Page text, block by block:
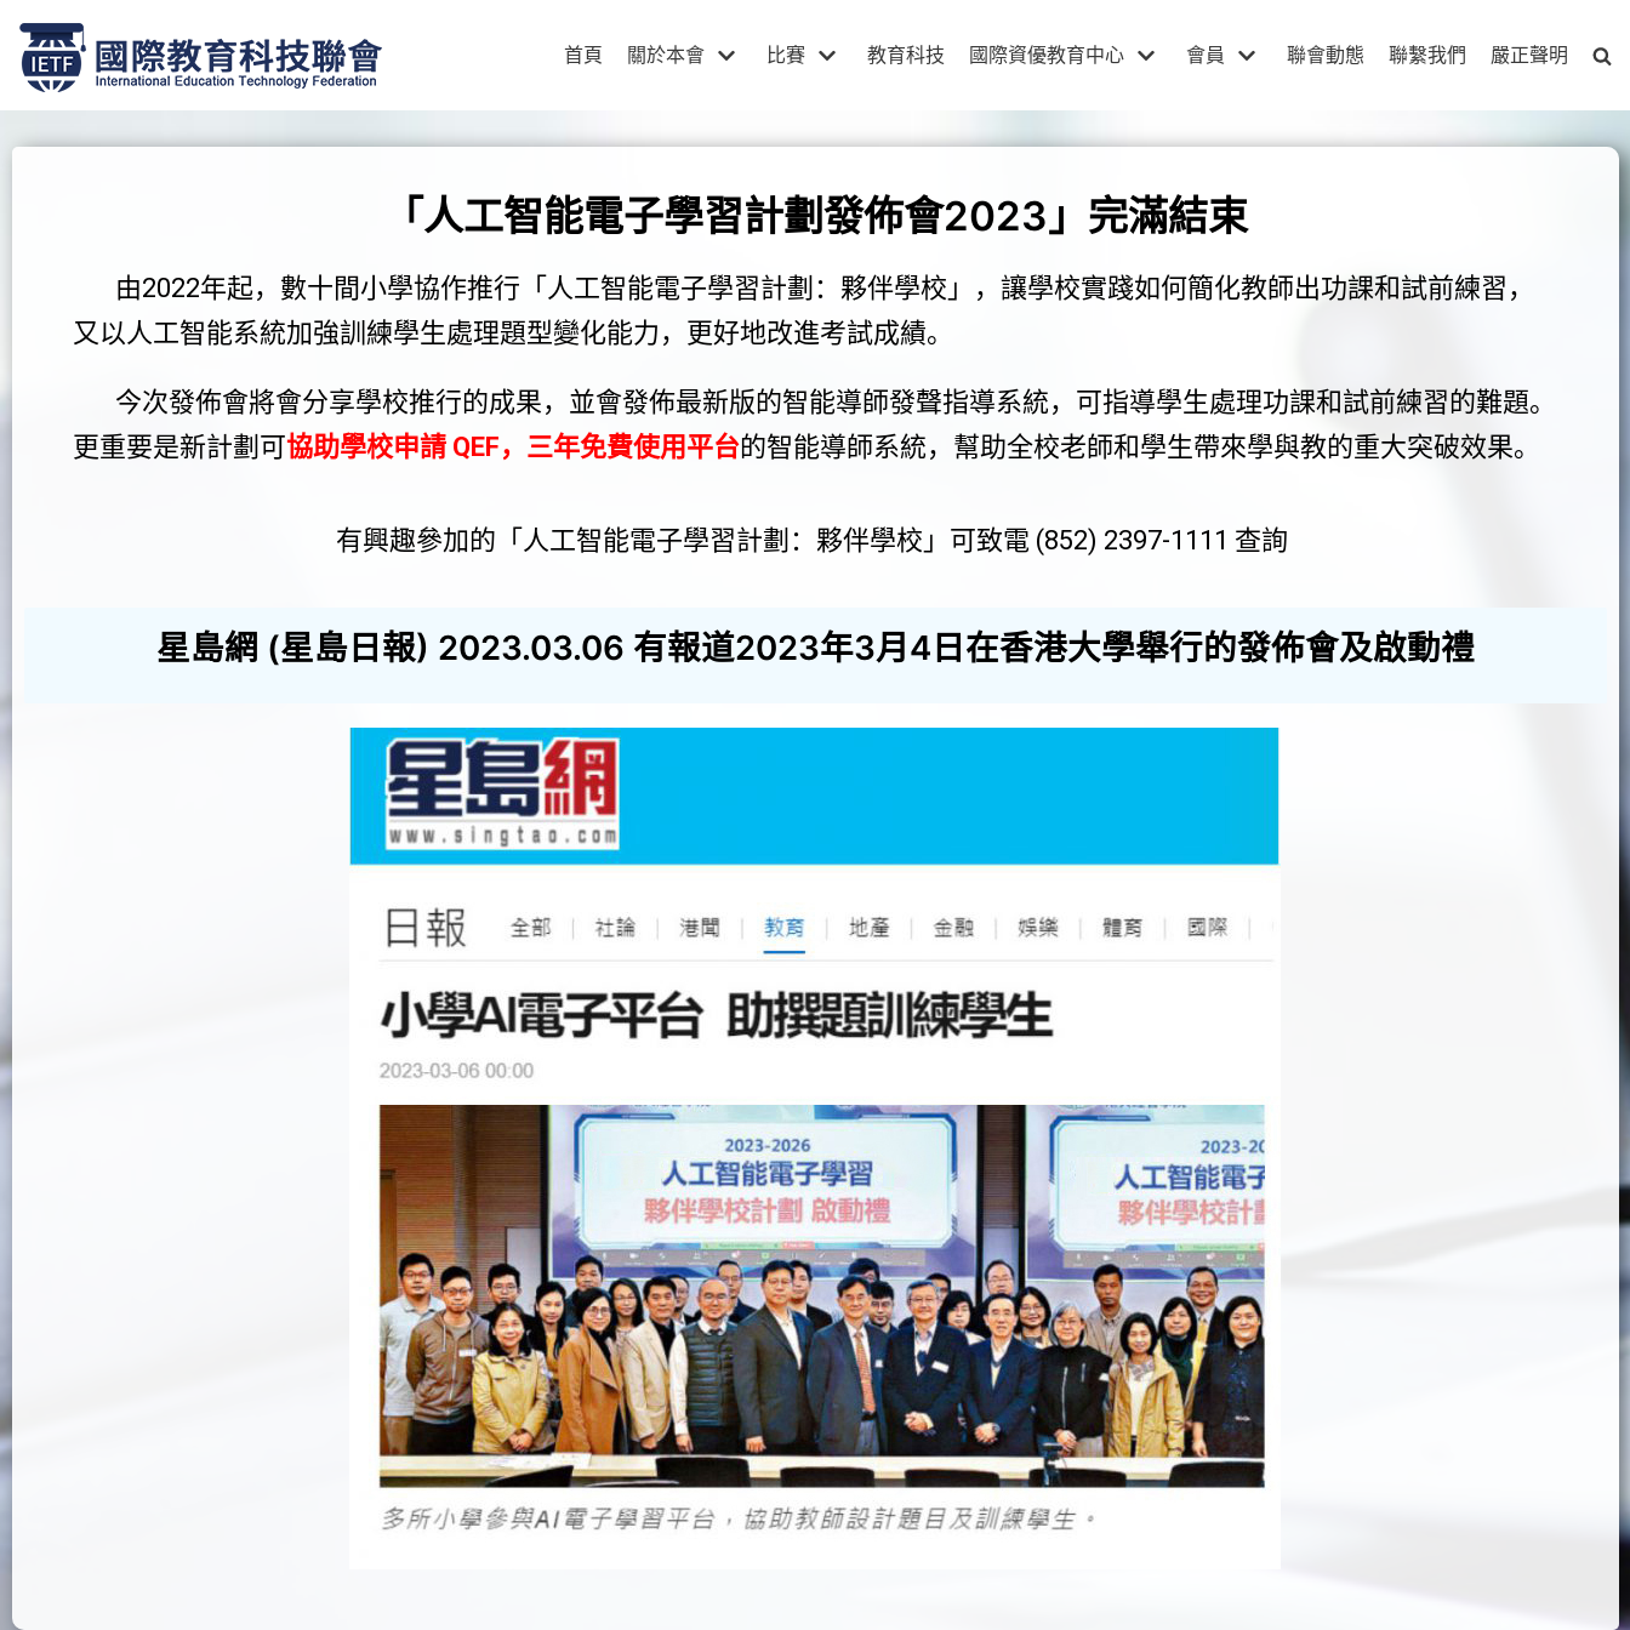
跳
至
首頁 關於本會 比賽 教育科技 國際資優教育中心 會員 聯會動態 聯繫我們 嚴正聲明
「人工智能電子學習計劃發佈會2023」完滿結束
由2022年起，數十間小學協作推行「人工智能電子學習計劃：夥伴學校」，讓學校實踐如何簡化教師出功課和試前練習，
又以人工智能系統加強訓練學生處理題型變化能力，更好地改進考試成績。
今次發佈會將會分享學校推行的成果，並會發佈最新版的智能導師發聲指導系統，可指導學生處理功課和試前練習的難題。
更重要是新計劃可協助學校申請 QEF，三年免費使用平台的智能導師系統，幫助全校老師和學生帶來學與教的重大突破效果。
有興趣參加的「人工智能電子學習計劃：夥伴學校」可致電 (852) 2397-1111 查詢
星島網 (星島日報) 2023.03.06 有報道2023年3月4日在香港大學舉行的發佈會及啟動禮